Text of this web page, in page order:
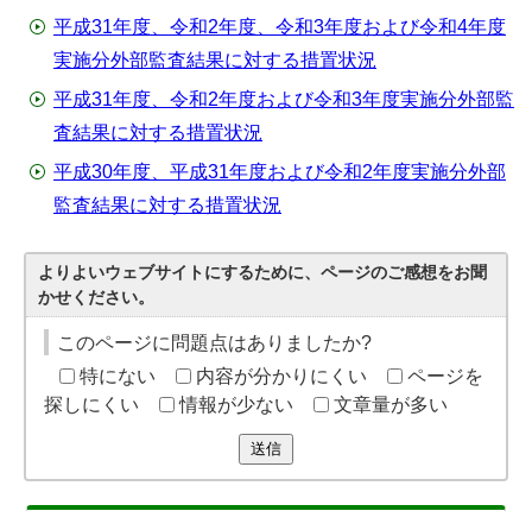
平成31年度、令和2年度、令和3年度および令和4年度
実施分外部監査結果に対する措置状況
平成31年度、令和2年度および令和3年度実施分外部監
査結果に対する措置状況
平成30年度、平成31年度および令和2年度実施分外部
監査結果に対する措置状況
よりよいウェブサイトにするために、ページのご感想をお聞
かせください。
このページに問題点はありましたか?
特にない
内容が分かりにくい
ページを
探しにくい
情報が少ない 文章量が多い
送信